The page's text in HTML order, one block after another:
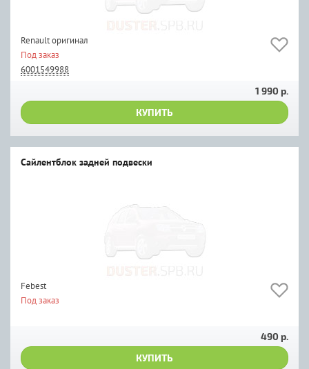
Renault оригинал
Под заказ
6001549988
1 990 р.
КУПИТЬ
Сайлентблок задней подвески
Febest
Под заказ
490 р.
КУПИТЬ